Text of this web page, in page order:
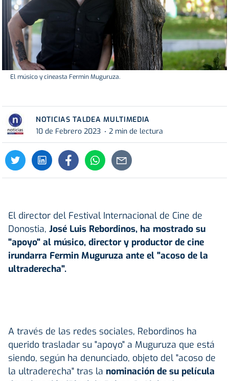
El músico y cineasta Fermin Muguruza.
NOTICIAS TALDEA MULTIMEDIA
10 de Febrero 2023
2 min de lectura
El director del Festival Internacional de Cine de
Donostia, José Luis Rebordinos, ha mostrado su
"apoyo" al músico, director y productor de cine
irundarra Fermin Muguruza ante el "acoso de la
ultraderecha".
A través de las redes sociales, Rebordinos ha
querido trasladar su "apoyo" a Muguruza que está
siendo, según ha denunciado, objeto del "acoso de
la ultraderecha" tras la nominación de su película